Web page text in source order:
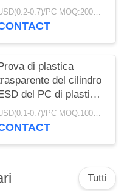
dei tubi
CI di bassa potenza
USD(0.2-0.7)/PC MOQ:2000pcs
di plastica
del cilindro
del PC di plastica
metropolitana
chiara intorno
USD(0.1-0.7)/PC MOQ:1000pcs
Tutti